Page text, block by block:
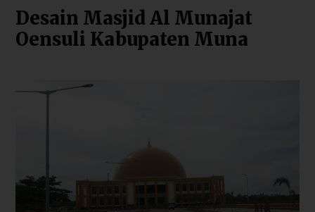
Desain Masjid Al Munajat
Oensuli Kabupaten Muna